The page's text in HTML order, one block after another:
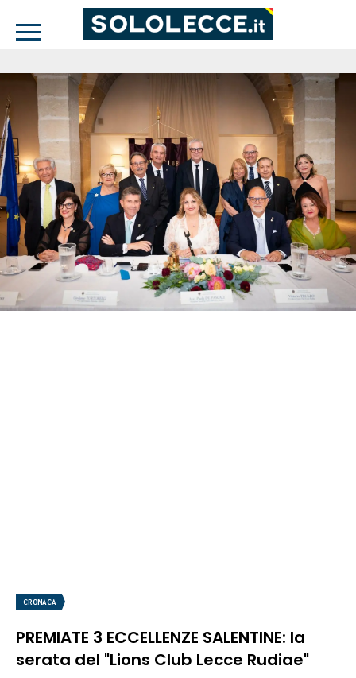
CRONACA
PREMIATE 3 ECCELLENZE SALENTINE: la
serata del "Lions Club Lecce Rudiae"